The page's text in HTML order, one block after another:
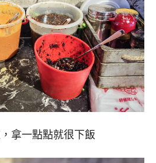
拿一點點就很下飯